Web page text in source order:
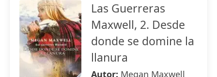
Las Guerreras
Maxwell, 2. Desde
donde se domine la
llanura
Autor: Megan Maxwell